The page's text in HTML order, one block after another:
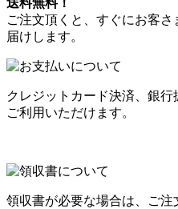
ご注文頂くと、すぐにお客
届けします。
クレジットカード決済、銀
ご利用いただけます。
領収書が必要な場合は、ご